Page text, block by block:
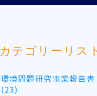
カテゴリーリス
環境問題研究事業報告書
(23)